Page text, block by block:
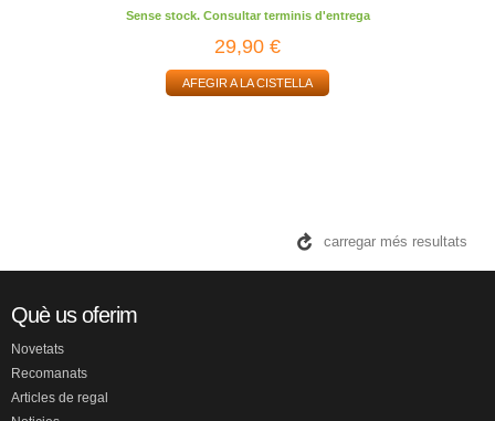
Sense stock. Consultar terminis d'entrega
29,90 €
AFEGIR A LA CISTELLA
carregar més resultats
Què us oferim
Novetats
Recomanats
Articles de regal